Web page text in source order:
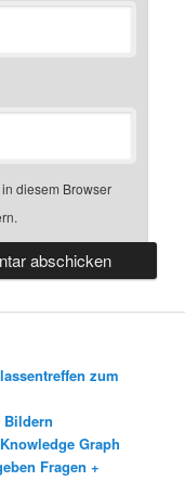
diesem Browser
zum
Bildern
Graph
Fragen +